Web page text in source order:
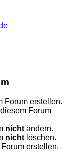
Forum erstellen.
Forum
nicht ändern.
nicht löschen.
erstellen.